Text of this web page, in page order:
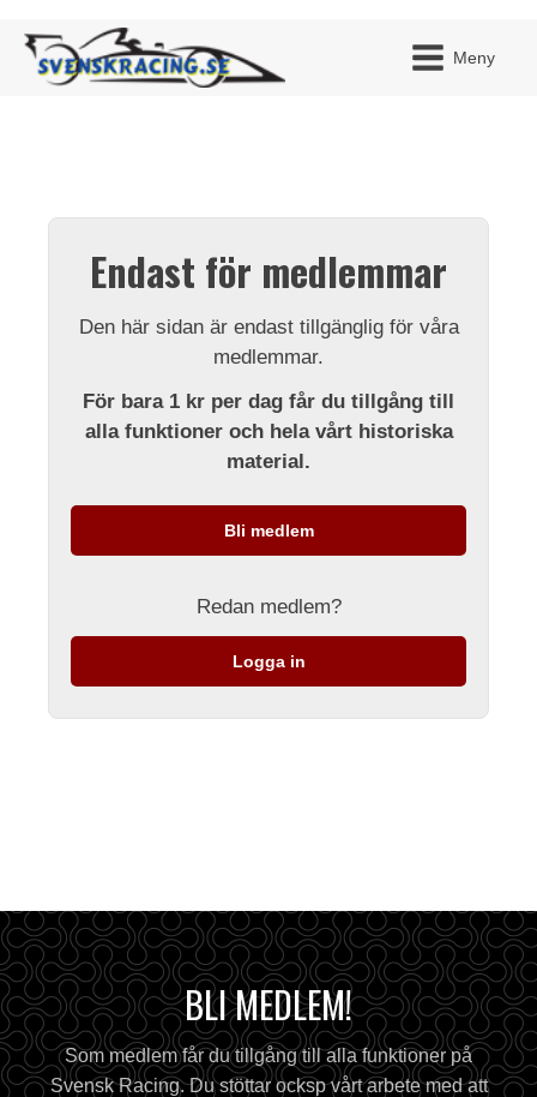
Meny
Endast för medlemmar
Den här sidan är endast tillgänglig för våra
medlemmar.
För bara 1 kr per dag får du tillgång till
alla funktioner och hela vårt historiska
material.
Bli medlem
Redan medlem?
Logga in
BLI MEDLEM!
Som medlem får du tillgång till alla funktioner på
Svensk Racing. Du stöttar ocksp vårt arbete med att